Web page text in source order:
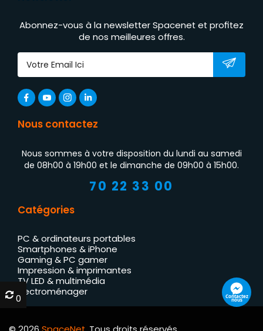
Abonnez-vous à la newsletter Spacenet et profitez
de nos meilleures offres.
Nous contactez
Nous sommes à votre disposition du lundi au samedi
de 08h00 à 19h00 et le dimanche de 09h00 à 15h00.
70 22 33 00
Catégories
PC & ordinateurs portables
Smartphones & iPhone
Gaming & PC gamer
Impression & imprimantes
TV LED & multimédia
Électroménager
Contactez
nous
0
0